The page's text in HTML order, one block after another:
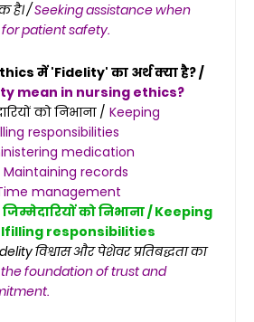
है। /Seeking assistance when
patient safety.
में 'Fidelity' का अर्थ क्या है? /
mean in nursing ethics?
को निभाना / Keeping
responsibilities
medication
Maintaining records
management
को निभाना / Keeping
responsibilities
विश्वास और पेशेवर प्रतिबद्धता का
the foundation of trust and